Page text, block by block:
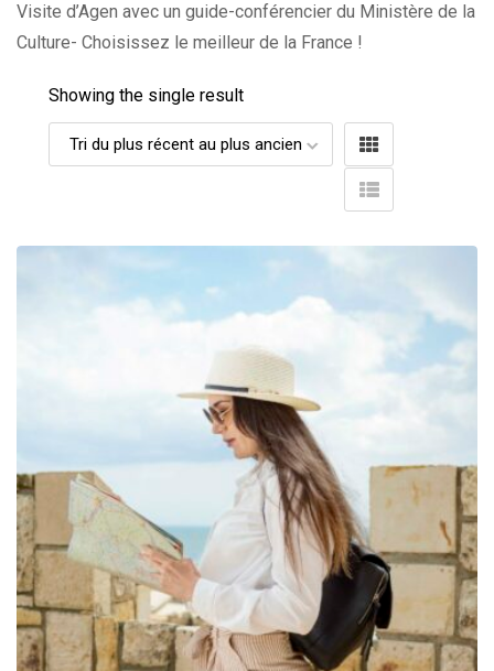
Visite d’Agen avec un guide-conférencier du Ministère de la
Culture- Choisissez le meilleur de la France !
Showing the single result